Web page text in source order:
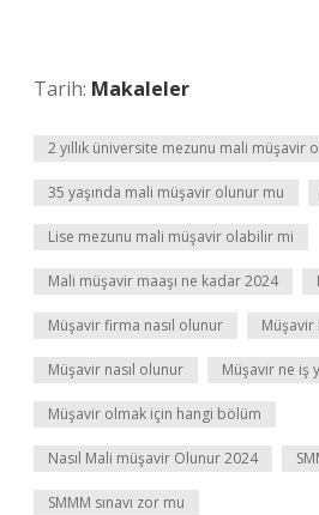
Tarih: Makaleler
2 yıllık üniversite mezunu mali müşavir
35 yaşında mali müşavir olunur mu
Lise mezunu mali müşavir olabilir mi
Mali müşavir maaşı ne kadar 2024
Müşavir firma nasıl olunur Müşavir
Müşavir nasıl olunur Müşavir ne iş
Müşavir olmak için hangi bölüm
Nasıl Mali müşavir Olunur 2024
SMMM sınavı zor mu